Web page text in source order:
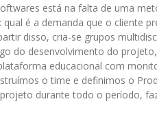
está na falta de uma
é a demanda que o cliente
disso, cria-se grupos
do desenvolvimento do
educacional com
o time e definimos o
durante todo o período,